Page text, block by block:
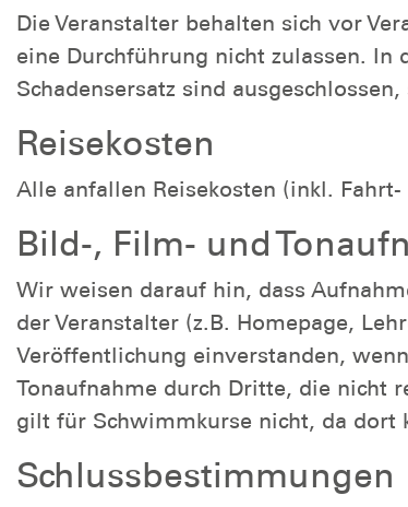
Die Veranstalter behalten sich vor
eine Durchführung nicht zulassen. In
Schadensersatz sind
Reisekosten
Alle anfallen Reisekosten (inkl.
Bild-, Film- und
Wir weisen darauf hin, dass
der Veranstalter (z.B. Homepage,
Veröffentlichung einverstanden,
Tonaufnahme durch Dritte, die nicht
gilt für Schwimmkurse nicht, da dort
Schlussbestimmungen